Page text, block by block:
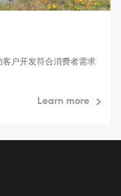
户开发符合消费者需求
Learn more